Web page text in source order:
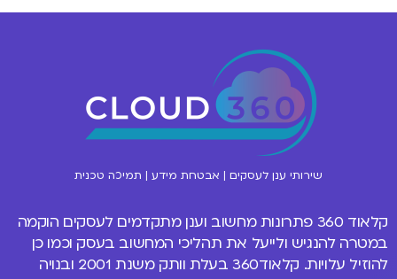
שירותי ענן לעסקים | אבטחת מידע | תמיכה טכנית
קלאוד 360 פתרונות מחשוב וענן מתקדמים לעסקים הוקמה
במטרה להנגיש ולייעל את תהליכי המחשוב בעסק וכמו כן
להוזיל עלויות. קלאוד360 בעלת וותק משנת 2001 ובנויה